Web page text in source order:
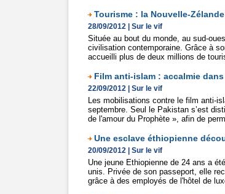
Tourisme : la Nouvelle-
28/09/2012 Sur le vif
Située au bout du monde, au sud-
civilisation contemporaine. Grâce à
accueilli plus de deux millions de
Film anti-islam : accalmie
22/09/2012 Sur le vif
Les mobilisations contre le film anti-
septembre. Seul le Pakistan s’est
de l'amour du Prophète », afin de
Une esclave éthiopienne
20/09/2012 Sur le vif
Une jeune Ethiopienne de 24 ans a
unis. Privée de son passeport, elle
grâce à des employés de l'hôtel de